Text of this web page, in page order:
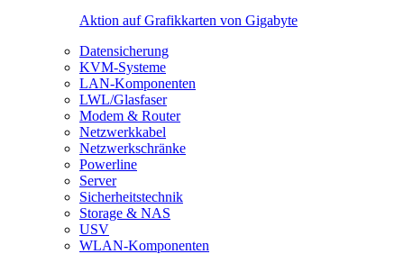
Aktion auf Grafikkarten von Gigabyte
Datensicherung
KVM-Systeme
LAN-Komponenten
LWL/Glasfaser
Modem & Router
Netzwerkkabel
Netzwerkschränke
Powerline
Server
Sicherheitstechnik
Storage & NAS
USV
WLAN-Komponenten